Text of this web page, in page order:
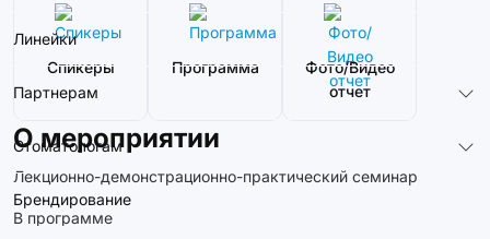
Линейки
Партнерам
Стоматологам
Брендирование
Спикеры Программа
Фото/Видео
отчет
О мероприятии
Лекционно-демонстрационно-практический семинар
В программе